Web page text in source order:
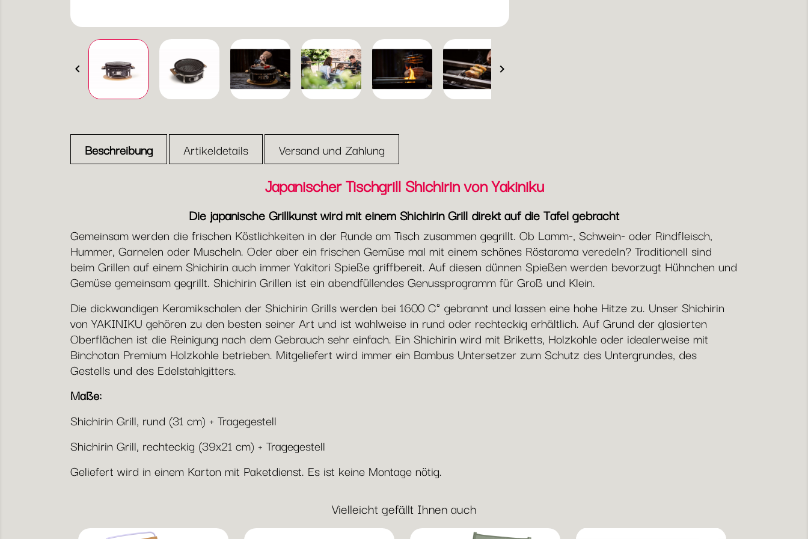
 
Beschreibung Artikeldetails Versand und Zahlung
Japanischer Tischgrill Shichirin von Yakiniku
Die japanische Grillkunst wird mit einem Shichirin Grill direkt auf die Tafel gebracht
Gemeinsam werden die frischen Köstlichkeiten in der Runde am Tisch zusammen gegrillt. Ob Lamm-, Schwein- oder Rindfleisch,
Hummer, Garnelen oder Muscheln. Oder aber ein frischen Gemüse mal mit einem schönes Röstaroma veredeln? Traditionell sind
beim Grillen auf einem Shichirin auch immer Yakitori Spieße griffbereit. Auf diesen dünnen Spießen werden bevorzugt Hühnchen und
Gemüse gemeinsam gegrillt. Shichirin Grillen ist ein abendfüllendes Genussprogramm für Groß und Klein.
Die dickwandigen Keramikschalen der Shichirin Grills werden bei 1600 C° gebrannt und lassen eine hohe Hitze zu. Unser Shichirin
von YAKINIKU gehören zu den besten seiner Art und ist wahlweise in rund oder rechteckig erhältlich. Auf Grund der glasierten
Oberflächen ist die Reinigung nach dem Gebrauch sehr einfach. Ein Shichirin wird mit Briketts, Holzkohle oder idealerweise mit
Binchotan Premium Holzkohle betrieben. Mitgeliefert wird immer ein Bambus Untersetzer zum Schutz des Untergrundes, des
Gestells und des Edelstahlgitters.
Maße:
Shichirin Grill, rund (31 cm) + Tragegestell
Shichirin Grill, rechteckig (39x21 cm) + Tragegestell
Geliefert wird in einem Karton mit Paketdienst. Es ist keine Montage nötig.
Vielleicht gefällt Ihnen auch